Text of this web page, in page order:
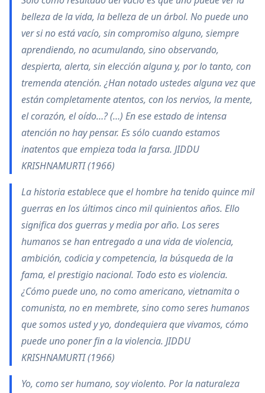
belleza de la vida, la belleza de un árbol. No puede uno
ver si no está vacío, sin compromiso alguno, siempre
aprendiendo, no acumulando, sino observando,
despierta, alerta, sin elección alguna y, por lo tanto, con
tremenda atención. ¿Han notado ustedes alguna vez que
están completamente atentos, con los nervios, la mente,
el corazón, el oído…? (…) En ese estado de intensa
atención no hay pensar. Es sólo cuando estamos
inatentos que empieza toda la farsa. JIDDU
KRISHNAMURTI (1966)
La historia establece que el hombre ha tenido quince mil
guerras en los últimos cinco mil quinientos años. Ello
significa dos guerras y media por año. Los seres
humanos se han entregado a una vida de violencia,
ambición, codicia y competencia, la búsqueda de la
fama, el prestigio nacional. Todo esto es violencia.
¿Cómo puede uno, no como americano, vietnamita o
comunista, no en membrete, sino como seres humanos
que somos usted y yo, dondequiera que vivamos, cómo
puede uno poner fin a la violencia. JIDDU
KRISHNAMURTI (1966)
Yo, como ser humano, soy violento. Por la naturaleza